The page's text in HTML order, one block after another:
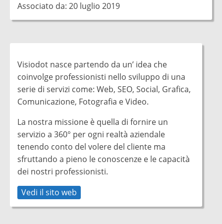
Associato da: 20 luglio 2019
Visiodot nasce partendo da un’ idea che
coinvolge professionisti nello sviluppo di una
serie di servizi come: Web, SEO, Social, Grafica,
Comunicazione, Fotografia e Video.
La nostra missione è quella di fornire un
servizio a 360° per ogni realtà aziendale
tenendo conto del volere del cliente ma
sfruttando a pieno le conoscenze e le capacità
dei nostri professionisti.
Vedi il sito web